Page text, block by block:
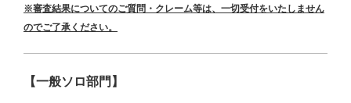
※審査結果についてのご質問・クレーム等は、一切受付をいたしません
のでご了承ください。
【一般ソロ部門】